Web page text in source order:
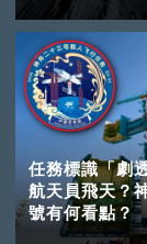
任務標識「劇
航天員飛天？
號有何看點？